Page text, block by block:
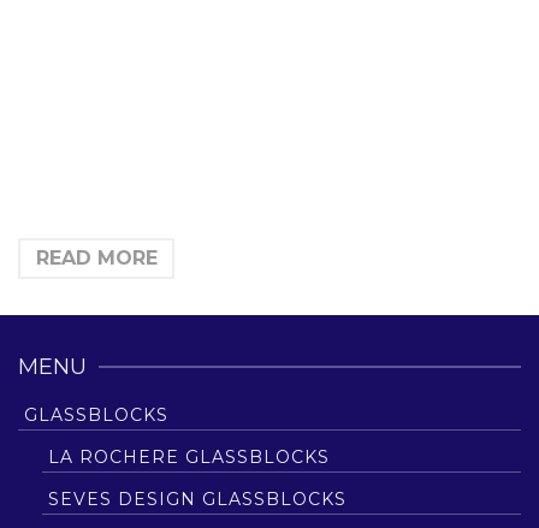
READ MORE
MENU
GLASSBLOCKS
LA ROCHERE GLASSBLOCKS
SEVES DESIGN GLASSBLOCKS